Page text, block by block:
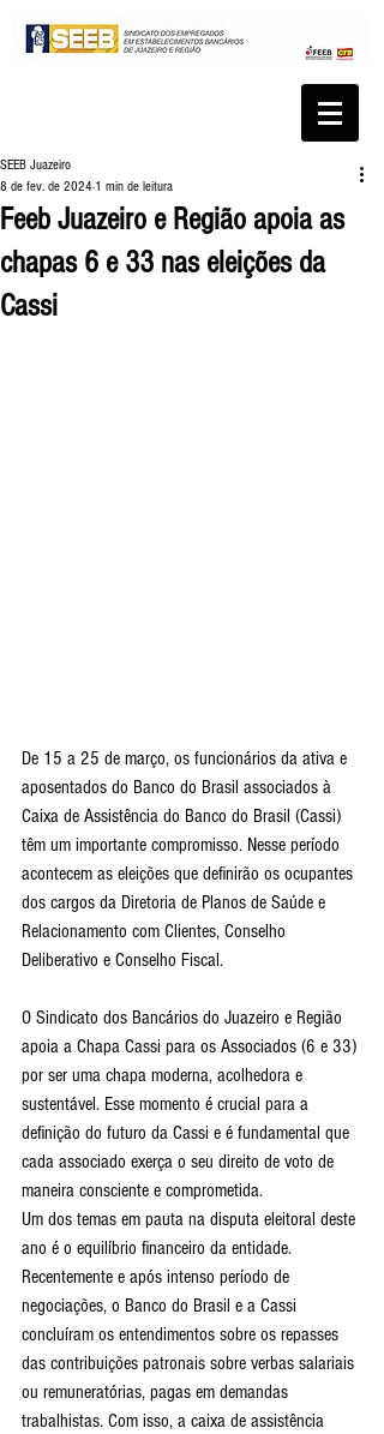
Feeb Juazeiro e Região apoia as
chapas 6 e 33 nas eleições da
Cassi
SEEB Juazeiro
8 de fev. de 2024 1 min de leitura
De 15 a 25 de março, os funcionários da ativa e
aposentados do Banco do Brasil associados à
Caixa de Assistência do Banco do Brasil (Cassi)
têm um importante compromisso. Nesse período
acontecem as eleições que definirão os ocupantes
dos cargos da Diretoria de Planos de Saúde e
Relacionamento com Clientes, Conselho
Deliberativo e Conselho Fiscal.
O Sindicato dos Bancários do Juazeiro e Região
apoia a Chapa Cassi para os Associados (6 e 33)
por ser uma chapa moderna, acolhedora e
sustentável. Esse momento é crucial para a
definição do futuro da Cassi e é fundamental que
cada associado exerça o seu direito de voto de
maneira consciente e comprometida.
Um dos temas em pauta na disputa eleitoral deste
ano é o equilíbrio financeiro da entidade.
Recentemente e após intenso período de
negociações, o Banco do Brasil e a Cassi
concluíram os entendimentos sobre os repasses
das contribuições patronais sobre verbas salariais
ou remuneratórias, pagas em demandas
trabalhistas. Com isso, a caixa de assistência